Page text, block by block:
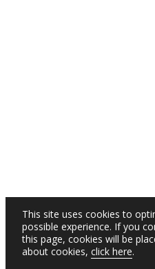
This site uses cookies to
possible experience. If you
this page, cookies will be
about cookies, click here.